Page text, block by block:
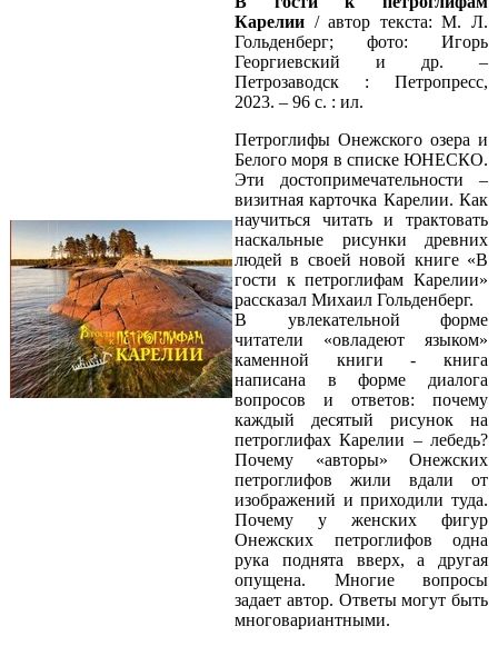
Карелии / автор текста: М. Л.
Гольденберг; фото: Игорь
Георгиевский и др. –
Петрозаводск : Петропресс,
2023. – 96 с. : ил.
Петроглифы Онежского озера и
Белого моря в списке ЮНЕСКО.
Эти достопримечательности –
визитная карточка Карелии. Как
научиться читать и трактовать
наскальные рисунки древних
людей в своей новой книге «В
гости к петроглифам Карелии»
рассказал Михаил Гольденберг.
В увлекательной форме
читатели «овладеют языком»
каменной книги - книга
написана в форме диалога
вопросов и ответов: почему
каждый десятый рисунок на
петроглифах Карелии – лебедь?
Почему «авторы» Онежских
петроглифов жили вдали от
изображений и приходили туда.
Почему у женских фигур
Онежских петроглифов одна
рука поднята вверх, а другая
опущена. Многие вопросы
задает автор. Ответы могут быть
многовариантными.